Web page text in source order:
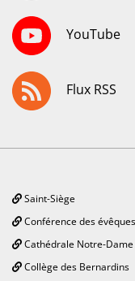
YouTube
Flux RSS
Saint-Siège
Conférence des
Cathédrale Notre-
Collège des Bernardins